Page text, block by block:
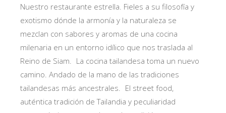
Nuestro restaurante estrella. Fieles a su filosofía y
exotismo dónde la armonía y la naturaleza se
mezclan con sabores y aromas de una cocina
milenaria en un entorno idílico que nos traslada al
Reino de Siam. La cocina tailandesa toma un nuevo
camino. Andado de la mano de las tradiciones
tailandesas más ancestrales. El street food,
auténtica tradición de Tailandia y peculiaridad